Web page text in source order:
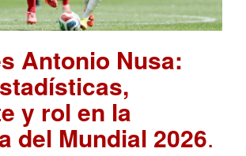
Antonio Nusa:
y rol en la
del Mundial 2026.